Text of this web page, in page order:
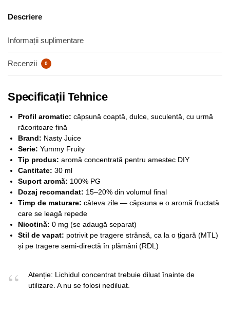
Descriere
Informații suplimentare
Recenzii 0
Specificații Tehnice
Profil aromatic: căpșună coaptă, dulce, suculentă, cu urmă
răcoritoare fină
Brand: Nasty Juice
Serie: Yummy Fruity
Tip produs: aromă concentrată pentru amestec DIY
Cantitate: 30 ml
Suport aromă: 100% PG
Dozaj recomandat: 15–20% din volumul final
Timp de maturare: câteva zile — căpșuna e o aromă fructată
care se leagă repede
Nicotină: 0 mg (se adaugă separat)
Stil de vapat: potrivit pe tragere strânsă, ca la o țigară (MTL)
și pe tragere semi-directă în plămâni (RDL)
Atenție: Lichidul concentrat trebuie diluat înainte de
utilizare. A nu se folosi nediluat.